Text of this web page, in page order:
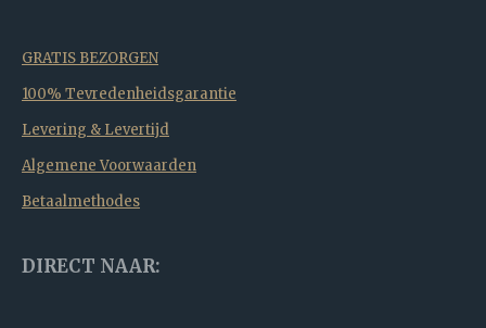
GRATIS BEZORGEN
100% Tevredenheidsgarantie
Levering & Levertijd
Algemene Voorwaarden
Betaalmethodes
DIRECT NAAR: